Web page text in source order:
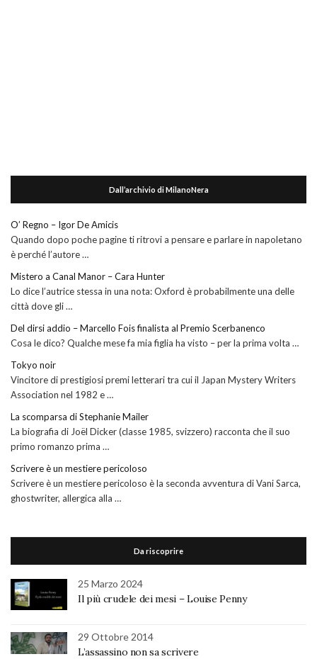
Dall’archivio di MilanoNera
O’ Regno – Igor De Amicis
Quando dopo poche pagine ti ritrovi a pensare e parlare in napoletano
è perché l’autore …
Mistero a Canal Manor – Cara Hunter
Lo dice l’autrice stessa in una nota: Oxford è probabilmente una delle
città dove gli …
Del dirsi addio – Marcello Fois finalista al Premio Scerbanenco
Cosa le dico? Qualche mese fa mia figlia ha visto – per la prima volta …
Tokyo noir
Vincitore di prestigiosi premi letterari tra cui il Japan Mystery Writers
Association nel 1982 e …
La scomparsa di Stephanie Mailer
La biografia di Joël Dicker (classe 1985, svizzero) racconta che il suo
primo romanzo prima …
Scrivere è un mestiere pericoloso
Scrivere è un mestiere pericoloso è la seconda avventura di Vani Sarca,
ghostwriter, allergica alla …
Da riscoprire
25 Marzo 2024
Il più crudele dei mesi – Louise Penny
29 Ottobre 2014
L’assassino non sa scrivere